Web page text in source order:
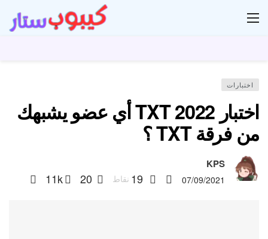
اختبارات
اختبار TXT 2022 أي عضو يشبهك
من فرقة TXT ؟
KPS
07/09/2021
19 نقاط 20
11k